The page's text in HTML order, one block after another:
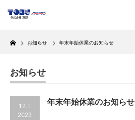
Home
お知らせ 年末年始休業のお知らせ
お知らせ
12.1
2023
年末年始休業のお知らせ